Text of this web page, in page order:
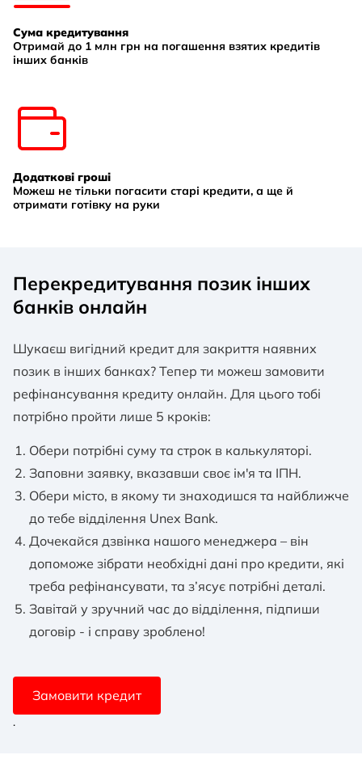
Сума кредитування
Отримай до 1 млн грн на погашення взятих кредитів
інших банків
Додаткові гроші
Можеш не тільки погасити старі кредити, а ще й
отримати готівку на руки
Перекредитування позик інших
банків онлайн
Шукаєш вигідний кредит для закриття наявних
позик в інших банках? Тепер ти можеш замовити
рефінансування кредиту онлайн. Для цього тобі
потрібно пройти лише 5 кроків:
Обери потрібні суму та строк в калькуляторі.
Заповни заявку, вказавши своє ім'я та ІПН.
Обери місто, в якому ти знаходишся та найближче
до тебе відділення Unex Bank.
Дочекайся дзвінка нашого менеджера – він
допоможе зібрати необхідні дані про кредити, які
треба рефінансувати, та з’ясує потрібні деталі.
Завітай у зручний час до відділення, підпиши
договір - і справу зроблено!
Замовити кредит
.